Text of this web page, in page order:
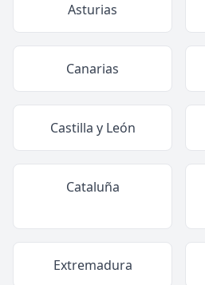
Asturias
Canarias
Castilla y León
Cataluña
Extremadura